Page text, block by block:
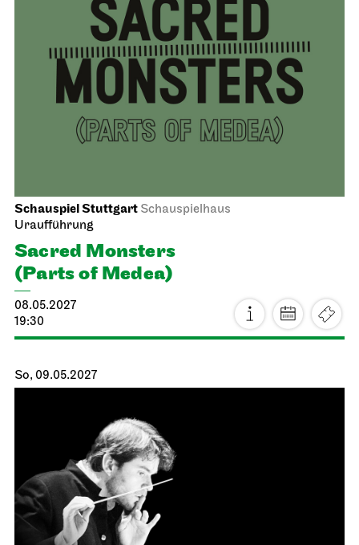
Schauspiel Stuttgart Schauspielhaus
Uraufführung
Sacred Monsters
(Parts of Medea)
08.05.2027
19:30
So, 09.05.2027